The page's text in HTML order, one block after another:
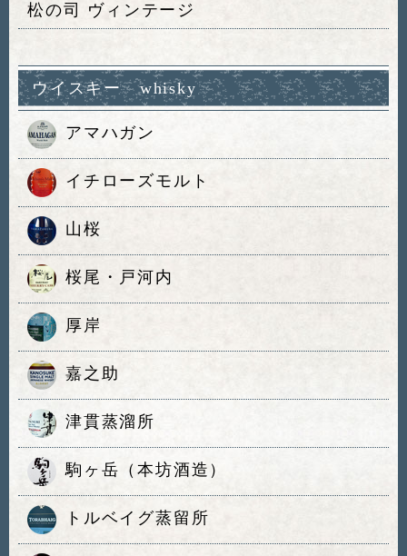
松の司 ヴィンテージ
ウイスキー whisky
アマハガン
イチローズモルト
山桜
桜尾・戸河内
厚岸
嘉之助
津貫蒸溜所
駒ヶ岳（本坊酒造）
トルベイグ蒸留所